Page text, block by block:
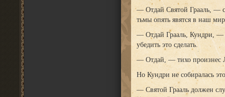
— Отдай Святой Грааль, —
тьмы опять явятся в наш
— Отдай Грааль, Кундри, —
убедить это сделать.
— Отдай, — тихо произнес
Но Кундри не собиралась
— Святой Грааль должен